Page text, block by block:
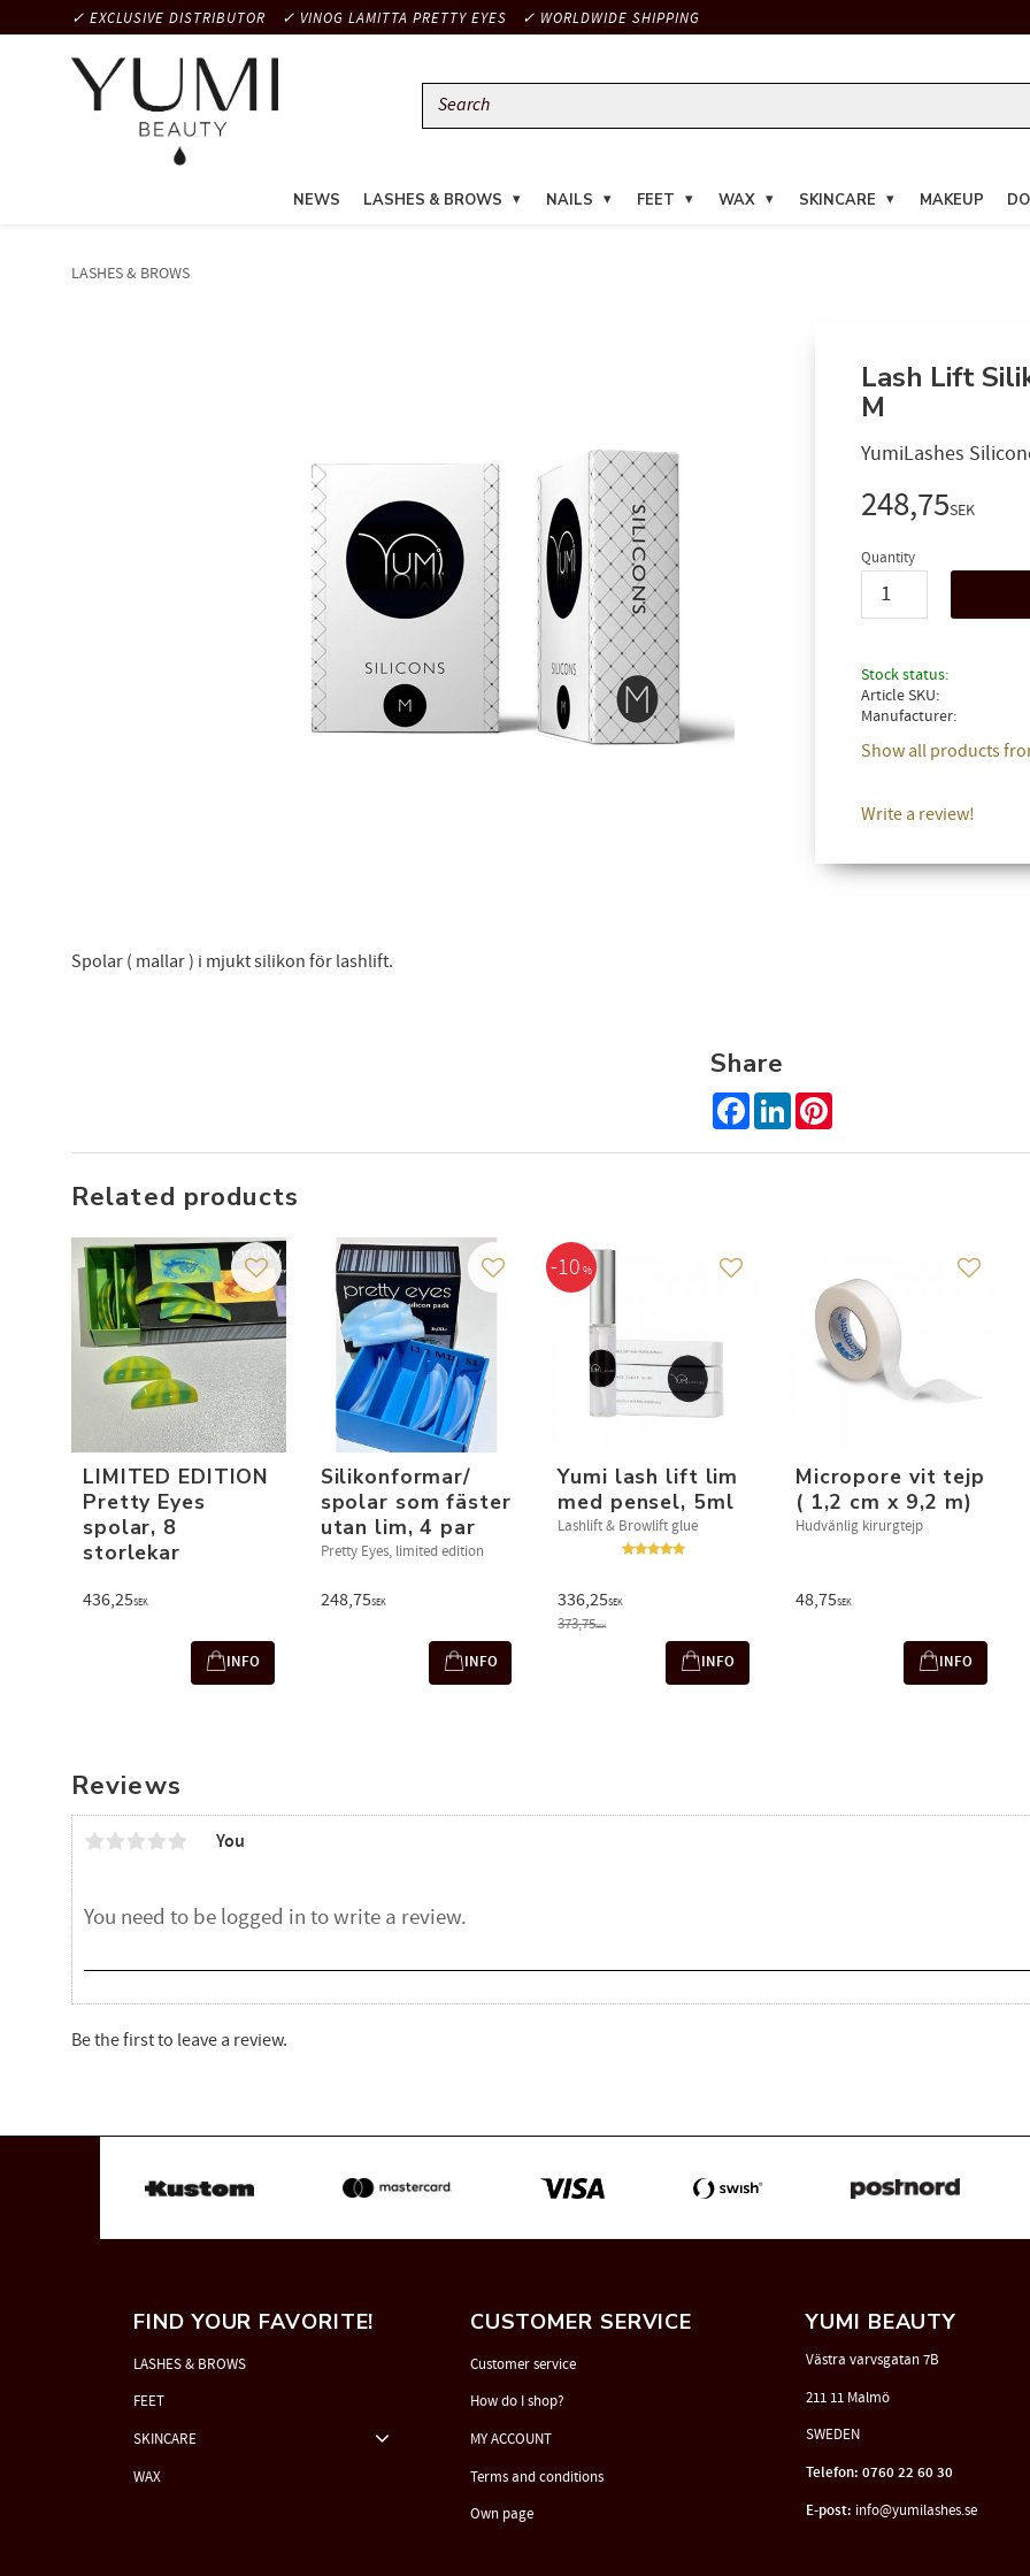
✓ EXCLUSIVE DISTRIBUTOR ✓ VINOG LAMITTA PRETTY EYES ✓ WORLDWIDE SHIPPING
NEWS LASHES & BROWS NAILS FEET WAX SKINCARE MAKEUP
LASHES & BROWS
​​Lash Lift
M​
YumiLashes
248,75SEK
Quantity
Stock status
Article SKU
Manufacturer
Show all products
Write a review!
Spolar ( mallar ) i mjukt silikon för lashlift.
Share
Facebook
LinkedIn
Reviews
You
Be the first to leave a review.
Related products
LIMITED EDITION
Pretty Eyes
spolar, 8
storlekar
436,25SEK
Add to favorites
INFO
Silikonformar/
spolar som fäster
utan lim, 4 par
Pretty Eyes, limited edition
248,75SEK
Add to favorites
INFO
Yumi lash lift lim
med pensel, 5ml
Lashlift & Browlift glue
336,25SEK
373,75SEK
10 % Add to favorites
INFO
Micropore vit tejp
( 1,2 cm x 9,2 m)
Hudvänlig kirurgtejp
48,75SEK
Add to
INFO
FIND YOUR FAVORITE!
LASHES & BROWS
FEET
SKINCARE
WAX
CUSTOMER SERVICE
Customer service
How do I shop?
MY ACCOUNT
Terms and conditions
Own page
YUMI BEAUTY
Västra varvsgatan 7B
211 11 Malmö
SWEDEN
Telefon: 0760 22 60 30
E-post: info@yumilashes.se